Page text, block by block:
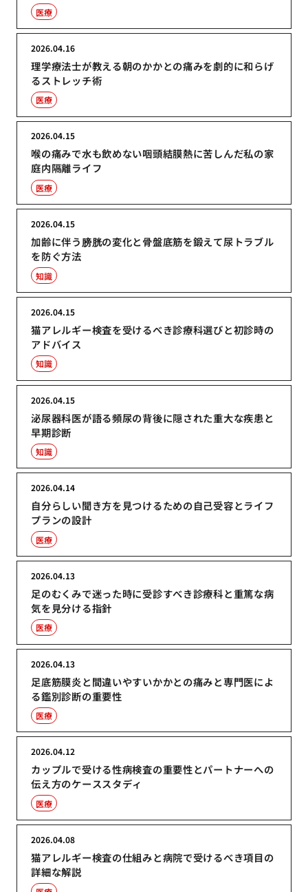
医療
理学療法士が教える朝のかかとの痛みを劇的に和らげ
るストレッチ術
2026.04.16
医療
喉の痛みで水も飲めない咽頭結膜熱に苦しんだ私の家
庭内隔離ライフ
2026.04.15
医療
加齢に伴う膀胱の変化と骨盤底筋を鍛えて尿トラブル
を防ぐ方法
2026.04.15
知識
猫アレルギー検査を受けるべき診療科選びと初診時の
アドバイス
2026.04.15
知識
泌尿器科医が語る頻尿の背後に隠された重大な疾患と
早期診断
2026.04.15
知識
自分らしい聞き方を見つけるための自己受容とライフ
プランの設計
2026.04.14
医療
足のむくみで迷った時に受診すべき診療科と重篤な病
気を見分ける指針
2026.04.13
医療
足底筋膜炎と間違いやすいかかとの痛みと専門医によ
る鑑別診断の重要性
2026.04.13
医療
カップルで受ける性病検査の重要性とパートナーへの
伝え方のケーススタディ
2026.04.12
医療
猫アレルギー検査の仕組みと病院で受けるべき項目の
詳細な解説
2026.04.08